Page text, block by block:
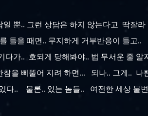
뿐.. 그런 상담은 하지 않는다고 딱잘
들을 때면.. 무지하게 거부반응이 들고
다가.. 호되게 당해봐야.. 법 무서운 줄
을 삐뚤어 지려 하면... 되나.. 그게..
다.. 물론.. 있는 놈들.. 여전한 세상 불